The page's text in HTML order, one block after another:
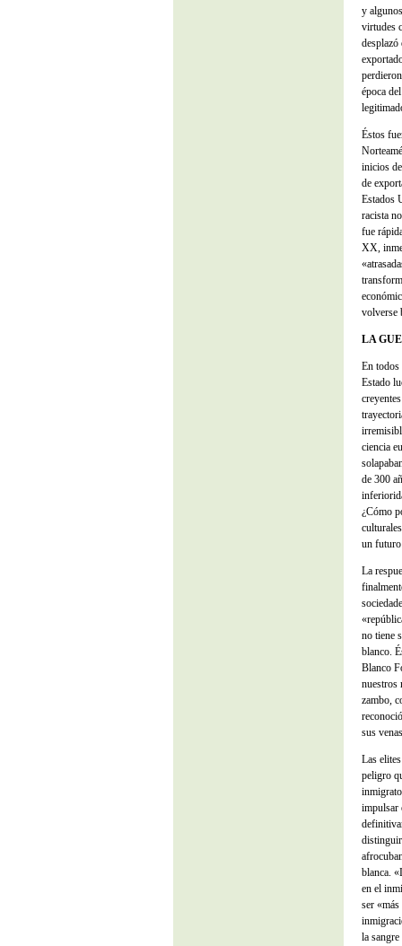
y
virtudes
desplazó
época
Éstos
inicios
de
Estados
racista
fue
XX,
volverse
LA
En todos
Estado
ciencia
de 300
¿Cómo
un futuro
La
no tiene
blanco.
Blanco
nuestros
zambo,
sus
Las
peligro
impulsar
blanca.
en el
ser
la